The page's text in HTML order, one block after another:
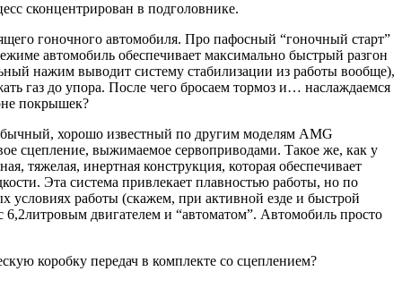
сконцентрирован в подголовнике.
гоночного автомобиля. Про пафосный “гоночный старт”
автомобиль обеспечивает максимально быстрый разгон
нажим выводит систему стабилизации из работы вообще),
газ до упора. После чего бросаем тормоз и… наслаждаемся
покрышек?
хорошо известный по другим моделям AMG
сцепление, выжимаемое сервоприводами. Такое же, как у
тяжелая, инертная конструкция, которая обеспечивает
Эта система привлекает плавностью работы, но по
условиях работы (скажем, при активной езде и быстрой
двигателем и “автоматом”. Автомобиль просто
коробку передач в комплекте со сцеплением?